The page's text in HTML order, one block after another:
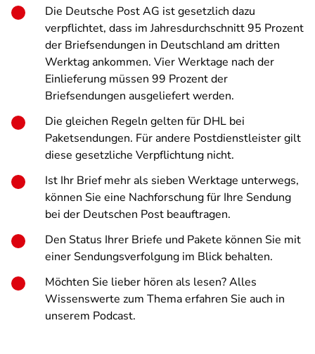
Die Deutsche Post AG ist gesetzlich dazu
verpflichtet, dass im Jahresdurchschnitt 95 Prozent
der Briefsendungen in Deutschland am dritten
Werktag ankommen. Vier Werktage nach der
Einlieferung müssen 99 Prozent der
Briefsendungen ausgeliefert werden.
Die gleichen Regeln gelten für DHL bei
Paketsendungen. Für andere Postdienstleister gilt
diese gesetzliche Verpflichtung nicht.
Ist Ihr Brief mehr als sieben Werktage unterwegs,
können Sie eine Nachforschung für Ihre Sendung
bei der Deutschen Post beauftragen.
Den Status Ihrer Briefe und Pakete können Sie mit
einer Sendungsverfolgung im Blick behalten.
Möchten Sie lieber hören als lesen? Alles
Wissenswerte zum Thema erfahren Sie auch in
unserem Podcast.